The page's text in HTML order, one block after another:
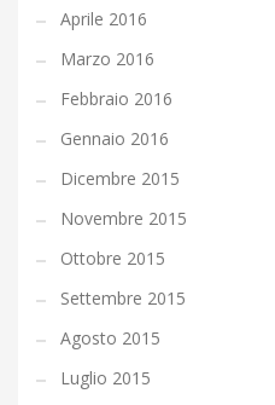
Aprile 2016
Marzo 2016
Febbraio 2016
Gennaio 2016
Dicembre 2015
Novembre 2015
Ottobre 2015
Settembre 2015
Agosto 2015
Luglio 2015